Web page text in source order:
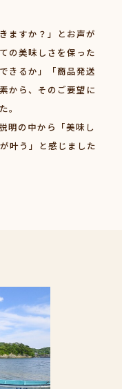
ますか？」とお声が
の美味しさを保った
きるか」「商品発送
から、そのご要望に
。
明の中から「美味し
叶う」と感じました